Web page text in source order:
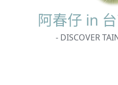
阿春仔 in
- DISCOVER